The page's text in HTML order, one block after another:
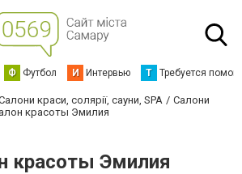
Ф Футбол И Интервью Т Требуется
краси, солярії, сауни, SPA
Салони
красоты Эмилия
красоты Эмилия